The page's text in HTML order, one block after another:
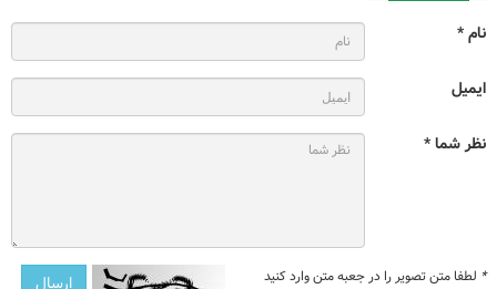
نام *
ایمیل
نظر شما *
* لطفا متن تصویر را در جعبه متن وارد کنید